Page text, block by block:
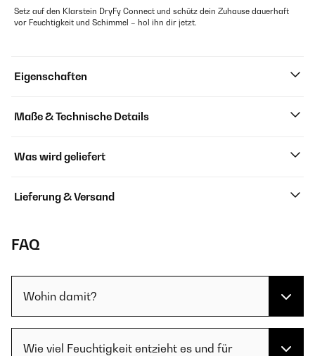
Setz auf den Klarstein DryFy Connect und schütz dein Zuhause dauerhaft
vor Feuchtigkeit und Schimmel – hol ihn dir jetzt.
Eigenschaften
Maße & Technische Details
Was wird geliefert
Lieferung & Versand
FAQ
Wohin damit?
Wie viel Feuchtigkeit entzieht es und für